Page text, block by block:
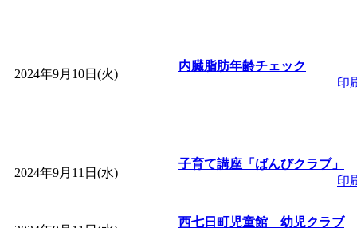
皆鶴姫のこびる塾
」 受付期間：～
間：2026/08/10～2026/
2024年9月10日(火)
内臓脂肪年齢チェック
印
2024年9月11日(水)
子育て講座「ばんびクラブ」
印
西七日町児童館 幼児クラブ